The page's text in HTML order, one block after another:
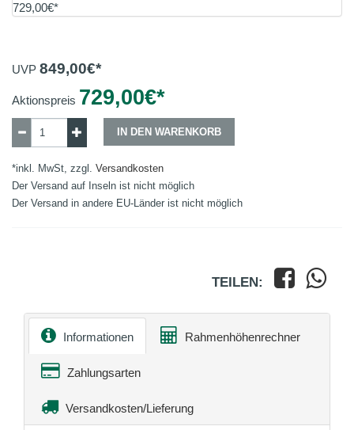
729,00€*
UVP 849,00€*
Aktionspreis 729,00€*
IN DEN WARENKORB
*inkl. MwSt, zzgl. Versandkosten
Der Versand auf Inseln ist nicht möglich
Der Versand in andere EU-Länder ist nicht möglich
TEILEN:
Informationen Rahmenhöhenrechner
Zahlungsarten
Versandkosten/Lieferung